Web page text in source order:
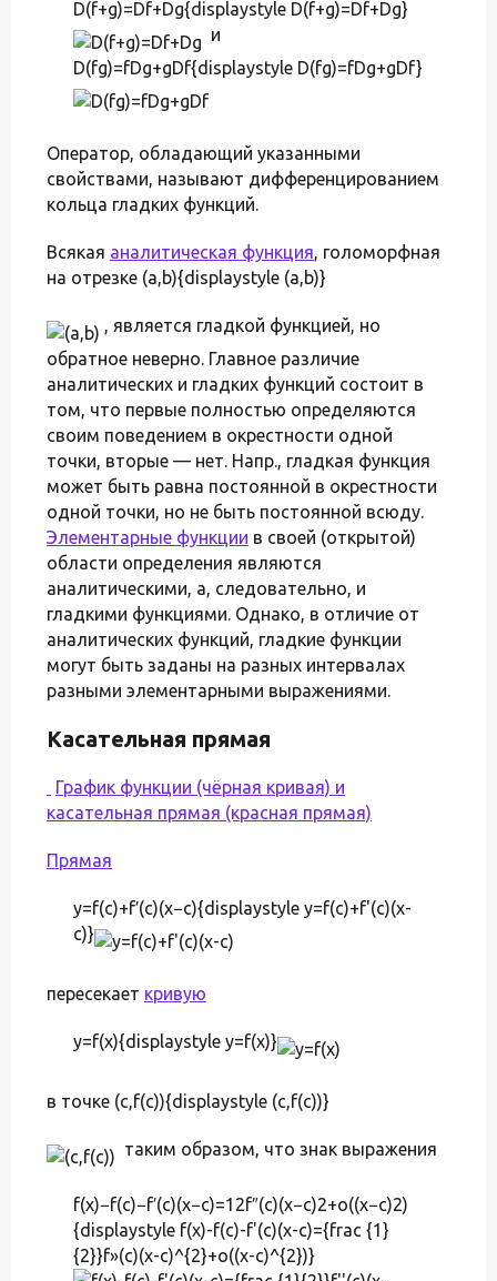
D(f+g)=Df+Dg{displaystyle D(f+g)=Df+Dg}
и
D(fg)=fDg+gDf{displaystyle D(fg)=fDg+gDf}
Оператор, обладающий указанными
свойствами, называют дифференцированием
кольца гладких функций.
Всякая аналитическая функция, голоморфная
на отрезке (a,b){displaystyle (a,b)}
, является гладкой функцией, но
обратное неверно. Главное различие
аналитических и гладких функций состоит в
том, что первые полностью определяются
своим поведением в окрестности одной
точки, вторые — нет. Напр., гладкая функция
может быть равна постоянной в окрестности
одной точки, но не быть постоянной всюду.
Элементарные функции в своей (открытой)
области определения являются
аналитическими, а, следовательно, и
гладкими функциями. Однако, в отличие от
аналитических функций, гладкие функции
могут быть заданы на разных интервалах
разными элементарными выражениями.
Касательная прямая
График функции (чёрная кривая) и
касательная прямая (красная прямая)
Прямая
y=f(c)+f′(c)(x−c){displaystyle y=f(c)+f'(c)(x-
c)}
пересекает кривую
y=f(x){displaystyle y=f(x)}
в точке (c,f(c)){displaystyle (c,f(c))}
таким образом, что знак выражения
f(x)−f(c)−f′(c)(x−c)=12f″(c)(x−c)2+o((x−c)2)
{displaystyle f(x)-f(c)-f'(c)(x-c)={frac {1}
{2}}f»(c)(x-c)^{2}+o((x-c)^{2})}